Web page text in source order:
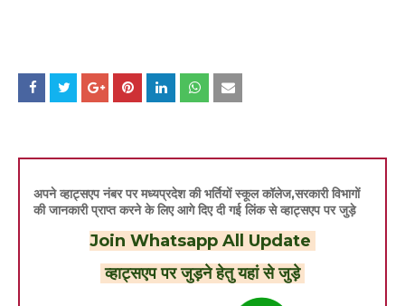
अपने व्हाट्सएप नंबर पर मध्यप्रदेश की भर्तियों स्कूल कॉलेज,सरकारी विभागों
की जानकारी प्राप्त करने के लिए आगे दिए दी गई लिंक से व्हाट्सएप पर जुड़े
Join Whatsapp All Update
व्हाट्सएप पर जुड़ने हेतु यहां से जुड़े